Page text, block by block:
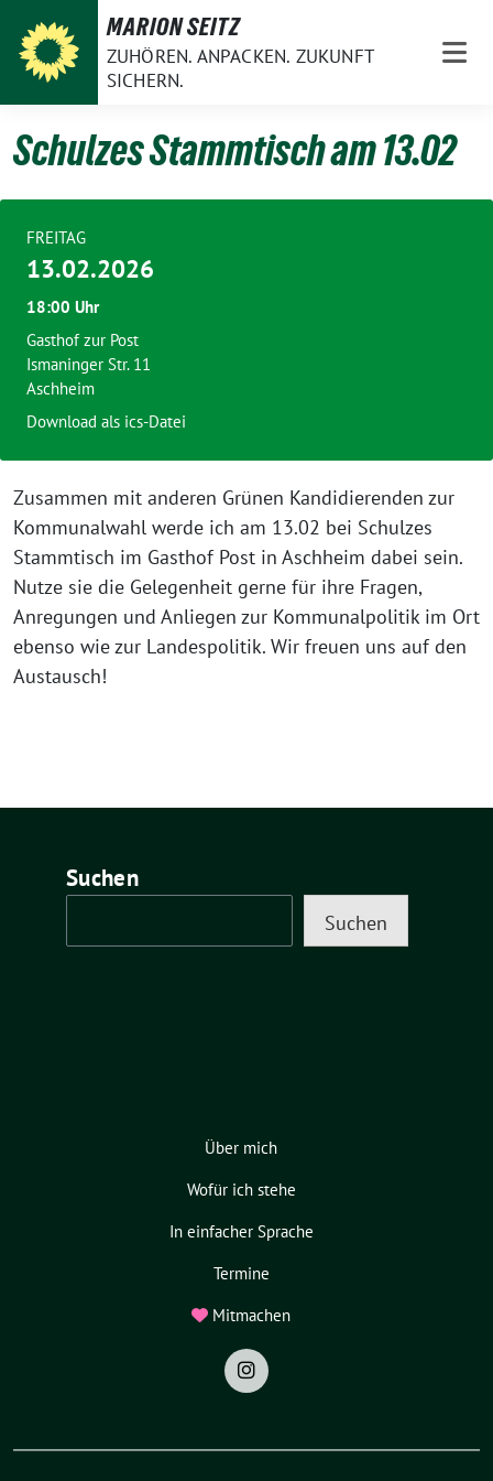
zum
Inhalt
MARION SEITZ
ZUHÖREN. ANPACKEN. ZUKUNFT
SICHERN.
Schulzes Stammtisch am 13.02
Zusammen mit anderen Grünen Kandidierenden zur
Kommunalwahl werde ich am 13.02 bei Schulzes
Stammtisch im Gasthof Post in Aschheim dabei sein.
Nutze sie die Gelegenheit gerne für ihre Fragen,
Anregungen und Anliegen zur Kommunalpolitik im Ort
ebenso wie zur Landespolitik. Wir freuen uns auf den
Austausch!
FREITAG
13.02.2026
18:00 Uhr
Gasthof zur Post
Ismaninger Str. 11
Aschheim
Download als ics-Datei
Suchen
Suchen
Über mich
Wofür ich stehe
In einfacher Sprache
Termine
Mitmachen